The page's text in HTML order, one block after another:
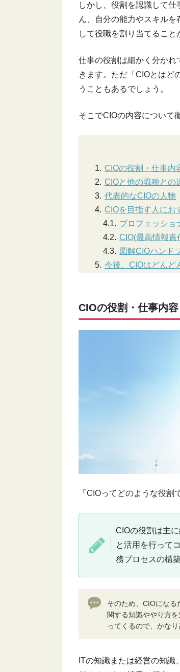
しかし、役割を認識して
ん、自分の能力やスキル
して役職を割り当てること
仕事の役割は細かく分か
きます。ただ「CIOとはど
うこともあるでしょう。
そこでCIOの内容について
CIOの役割・仕事内
CIOと他の職種との
代表的なCIOの人物
CIOを目指す人にお
プロフェッショ
CIO(最高情報責
図解CIOハンド
今後、CIOはどんど
CIOの役割・仕事内容
「CIOってどのような役割
CIOの役割は主
と活用を行って
務プロセスの構
そのため、CIOになる
関する知識ややり方
ってくるので、かな
ITの知識または経営の知